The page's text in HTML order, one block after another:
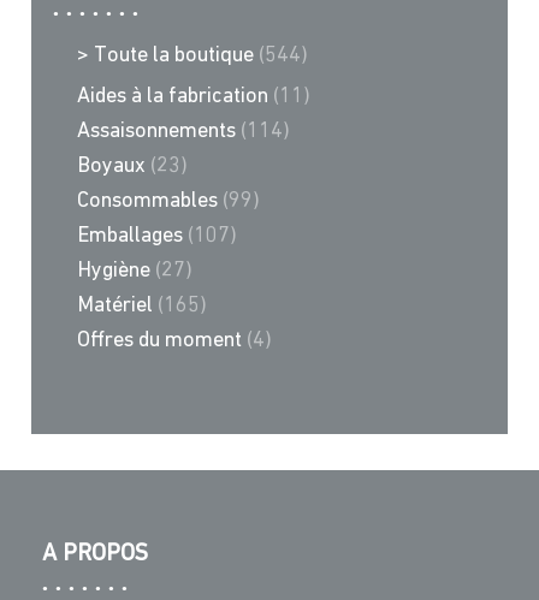
> Toute la boutique (544)
Aides à la fabrication (11)
Assaisonnements (114)
Boyaux (23)
Consommables (99)
Emballages (107)
Hygiène (27)
Matériel (165)
Offres du moment (4)
A PROPOS